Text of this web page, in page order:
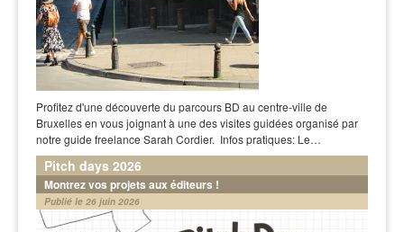
Profitez d'une découverte du parcours BD au centre-ville de
Bruxelles en vous joignant à une des visites guidées organisé par
notre guide freelance Sarah Cordier. Infos pratiques: Le…
Pitch days 2026
Montrez vos projets aux éditeurs !
Publié le 26 juin 2026